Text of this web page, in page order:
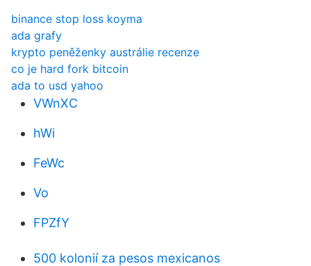
binance stop loss koyma
ada grafy
krypto peněženky austrálie recenze
co je hard fork bitcoin
ada to usd yahoo
VWnXC
hWi
FeWc
Vo
FPZfY
500 kolonií za pesos mexicanos